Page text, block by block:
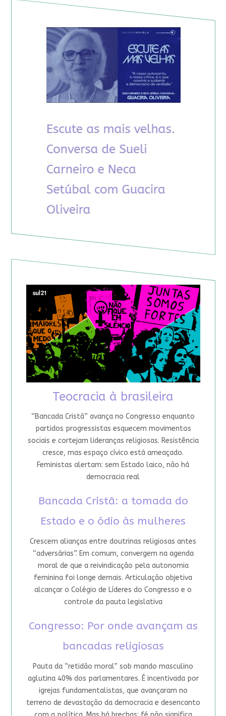
Teocracia à brasileira
“Bancada Cristã” avança no Congresso enquanto
partidos progressistas esquecem movimentos
sociais e cortejam lideranças religiosas. Resistência
cresce, mas espaço cívico está ameaçado.
Feministas alertam: sem Estado laico, não há
democracia real
Bancada Cristã: a tomada do
Estado e o ódio às mulheres
Crescem alianças entre doutrinas religiosas antes
“adversárias”. Em comum, convergem na agenda
moral de que a reivindicação pela autonomia
feminina foi longe demais. Articulação objetiva
alcançar o Colégio de Líderes do Congresso e o
controle da pauta legislativa
Congresso: Por onde avançam as
bancadas religiosas
Pauta da “retidão moral” sob mando masculino
aglutina 40% dos parlamentares. É incentivada por
igrejas fundamentalistas, que avançaram no
terreno de devastação da democracia e desencanto